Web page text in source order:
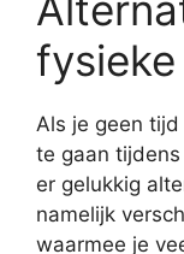
Als je geen
te gaan
er gelukkig
namelijk
waarmee je